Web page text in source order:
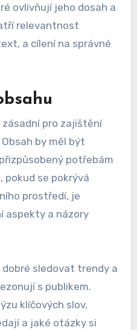
ovlivňují jeho dosah a
relevantnost
a cílení na správné
pro zajištění
by měl být
potřebám
pokud se pokrývá
prostředí, je
aspekty a názory
dobré sledovat trendy a
s publikem.
klíčových slov,
a jaké otázky si